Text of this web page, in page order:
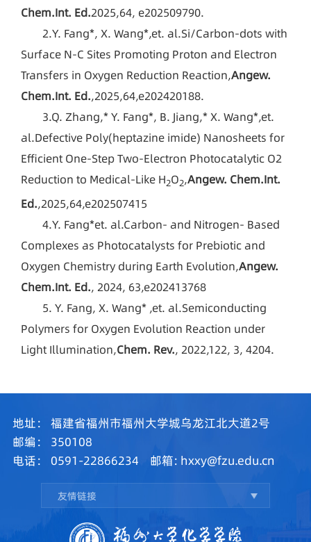
Chem.Int. Ed.2025,64, e202509790.
2.Y. Fang*, X. Wang*,et. al.Si/Carbon‐dots with
Surface N‐C Sites Promoting Proton and Electron
Transfers in Oxygen Reduction Reaction,Angew.
Chem.Int. Ed.,2025,64,e202420188.
3.Q. Zhang,* Y. Fang*, B. Jiang,* X. Wang*,et.
al.Defective Poly(heptazine imide) Nanosheets for
Efficient One-Step Two-Electron Photocatalytic O2
Reduction to Medical-Like H2O2,Angew. Chem.Int.
Ed.,2025,64,e202507415
4.Y. Fang*et. al.Carbon- and Nitrogen- Based
Complexes as Photocatalysts for Prebiotic and
Oxygen Chemistry during Earth Evolution,Angew.
Chem.Int. Ed., 2024, 63,e202413768
5. Y. Fang, X. Wang* ,et. al.Semiconducting
Polymers for Oxygen Evolution Reaction under
Light Illumination,Chem. Rev., 2022,122, 3, 4204.
地址：
福建省福州市福州大学城乌龙江北大道2号
邮编：
350108
电话：
0591-22866234 邮箱: hxxy@fzu.edu.cn
友情链接